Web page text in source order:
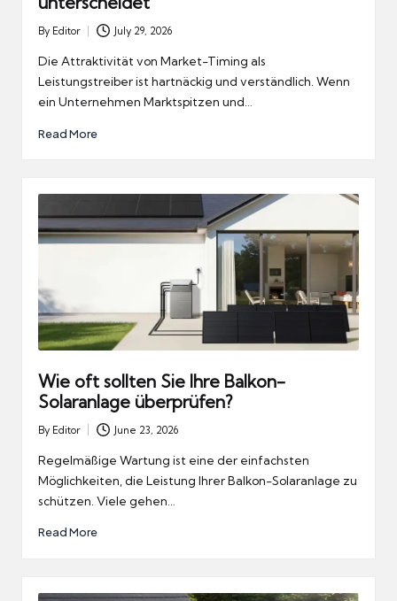
Posted
by
By Editor July 29, 2026
Die Attraktivität von Market-Timing als
Leistungstreiber ist hartnäckig und verständlich. Wenn
ein Unternehmen Marktspitzen und…
Read More
Wie oft sollten Sie Ihre Balkon-
Solaranlage überprüfen?
Posted
by
By Editor June 23, 2026
Regelmäßige Wartung ist eine der einfachsten
Möglichkeiten, die Leistung Ihrer Balkon-Solaranlage zu
schützen. Viele gehen…
Read More